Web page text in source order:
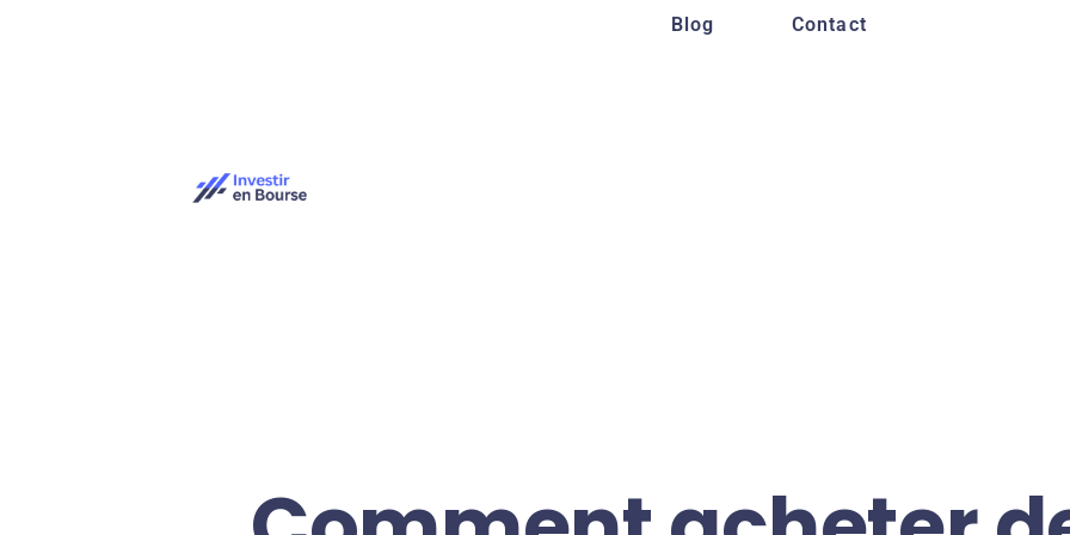
Blog Contact